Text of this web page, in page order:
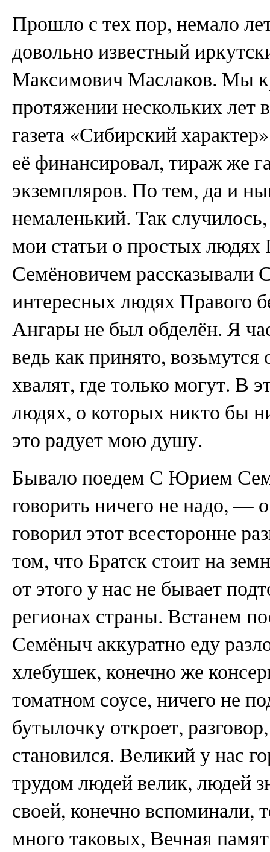
Прошло с тех пор, немало
довольно известный
Максимович Маслаков. Мы
протяжении нескольких лет
газета «Сибирский
её финансировал, тираж же
экземпляров. По тем, да и
немаленький. Так
мои статьи о простых
Семёновичем
интересных людях Правого
Ангары не был обделён. Я
ведь как принято, возьмутся
хвалят, где только могут. В
людях, о которых никто бы
это радует мою душу.
Бывало поедем С Юрием
говорить ничего не надо, —
говорил этот всесторонне
том, что Братск стоит на
от этого у нас не бывает
регионах страны. Встанем
Семёныч аккуратно еду
хлебушек, конечно же
томатном соусе, ничего не
бутылочку откроет,
становился. Великий у нас
трудом людей велик, людей
своей, конечно вспоминали,
много таковых, Вечная